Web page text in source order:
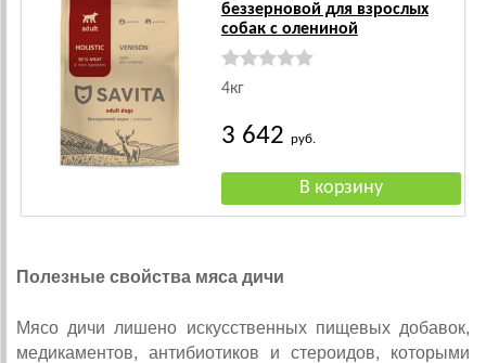
беззерновой для взрослых
собак с олениной
4кг
3 642 руб.
Полезные свойства мяса дичи
Мясо дичи лишено искусственных пищевых добавок,
медикаментов, антибиотиков и стероидов, которыми